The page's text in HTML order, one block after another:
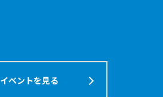
イベントを見る